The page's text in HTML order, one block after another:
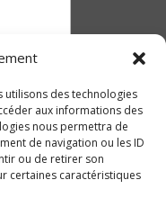
utilisons des technologies
aux informations des
nous permettra de
de navigation ou les ID
ou de retirer son
certaines caractéristiques